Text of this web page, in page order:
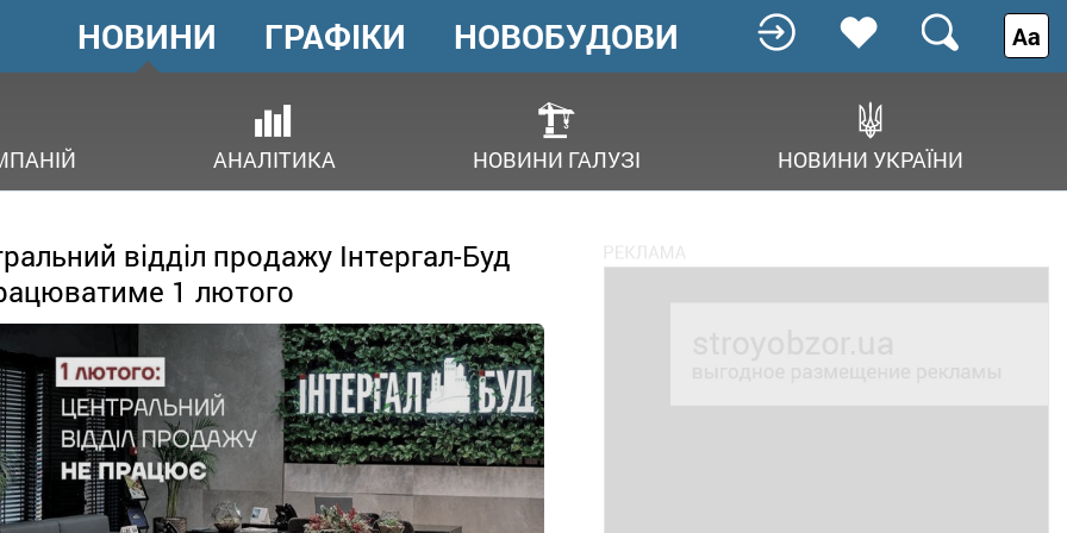
ГОЛОВНЕ
МЕНЮ
НОВИНИ
АНАЛІТИКА НОВИНИ ГАЛУЗІ НОВИНИ УКРАЇНИ
ГРАФІКИ НОВОБУДОВИ Аа
відділ продажу Інтергал-Буд
1 лютого